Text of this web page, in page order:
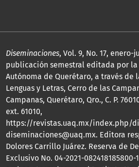
Diseminaciones, Vol. 9, No. 17, enero-
publicación semestral editada por la
Autónoma de Querétaro, a través de
Lenguas y Letras, Cerro de las
Campanas, Querétaro, Qro., C. P.
ext. 61010,
https://revistas.uaq.mx/index.php/
diseminaciones@uaq.mx. Editora
Dolores Carrillo Juárez. Reserva de
Exclusivo No. 04-2021-082418185800-